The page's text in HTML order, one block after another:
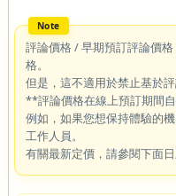
評論價格 / 早期預訂評論價
格。
但是，這不適用於禁止基於
**評論價格在線上預訂期間
例如，如果您想保持體驗的
工作人員。
有關最新定價，請參閱下面